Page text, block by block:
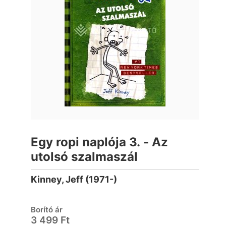
Egy ropi naplója 3. - Az
utolsó szalmaszál
Kinney, Jeff (1971-)
Borító ár
3 499 Ft